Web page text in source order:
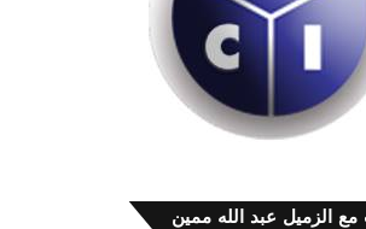
مع الزميل عبد الله ممين